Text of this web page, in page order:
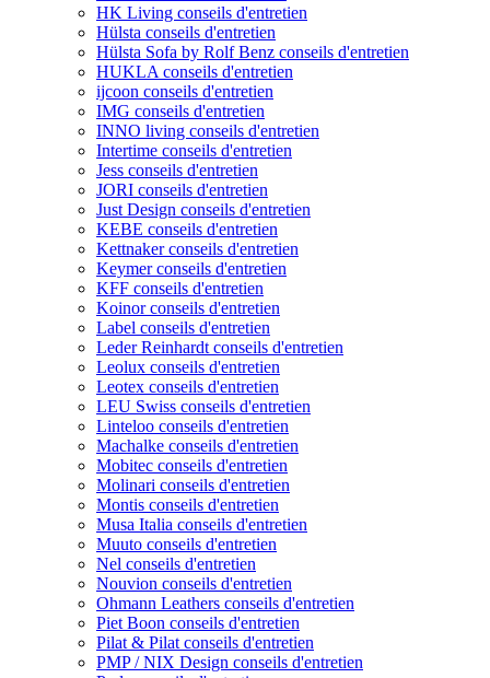
HK Living conseils d'entretien
Hülsta conseils d'entretien
Hülsta Sofa by Rolf Benz conseils d'entretien
HUKLA conseils d'entretien
ijcoon conseils d'entretien
IMG conseils d'entretien
INNO living conseils d'entretien
Intertime conseils d'entretien
Jess conseils d'entretien
JORI conseils d'entretien
Just Design conseils d'entretien
KEBE conseils d'entretien
Kettnaker conseils d'entretien
Keymer conseils d'entretien
KFF conseils d'entretien
Koinor conseils d'entretien
Label conseils d'entretien
Leder Reinhardt conseils d'entretien
Leolux conseils d'entretien
Leotex conseils d'entretien
LEU Swiss conseils d'entretien
Linteloo conseils d'entretien
Machalke conseils d'entretien
Mobitec conseils d'entretien
Molinari conseils d'entretien
Montis conseils d'entretien
Musa Italia conseils d'entretien
Muuto conseils d'entretien
Nel conseils d'entretien
Nouvion conseils d'entretien
Ohmann Leathers conseils d'entretien
Piet Boon conseils d'entretien
Pilat & Pilat conseils d'entretien
PMP / NIX Design conseils d'entretien